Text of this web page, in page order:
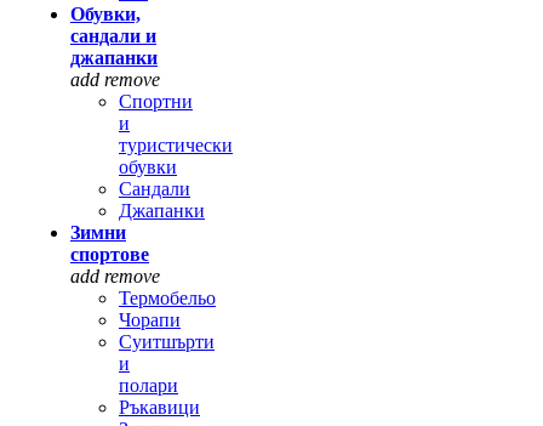
Обувки,
сандали и
джапанки
add remove
Спортни
и
туристически
обувки
Сандали
Джапанки
Зимни
спортове
add remove
Термобельо
Чорапи
Суитшърти
и
полари
Ръкавици